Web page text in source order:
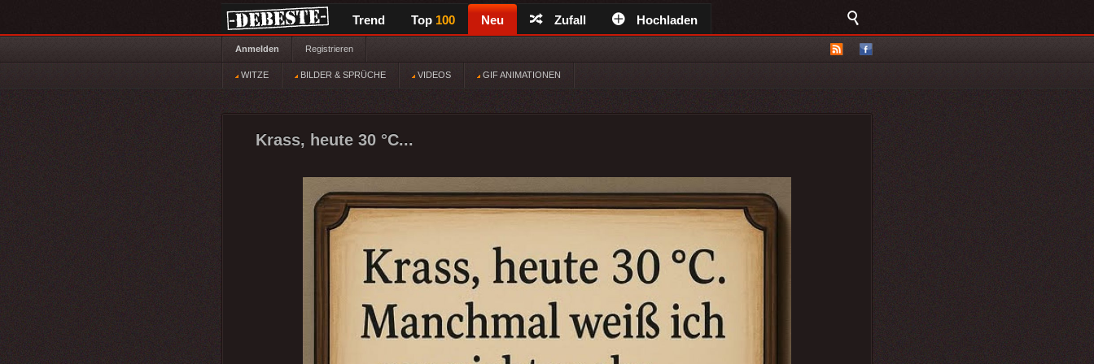
Trend Top 100 Neu Zufall Hochladen
Anmelden Registrieren
WITZE BILDER & SPRÜCHE VIDEOS GIF ANIMATIONEN
Krass, heute 30 °C...